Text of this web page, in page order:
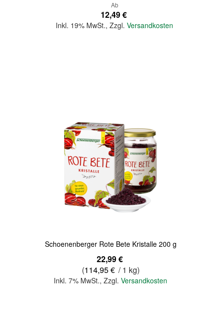
Ab
12,49 €
Inkl. 19% MwSt.,Zzgl.Versandkosten
Schoenenberger Rote Bete Kristalle 200 g
22,99 €
(114,95 € / 1 kg)
Inkl. 7% MwSt., Zzgl. Versandkosten